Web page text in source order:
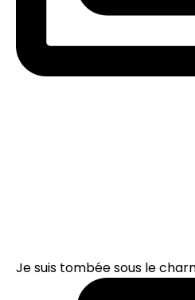
Je suis tombée sous le